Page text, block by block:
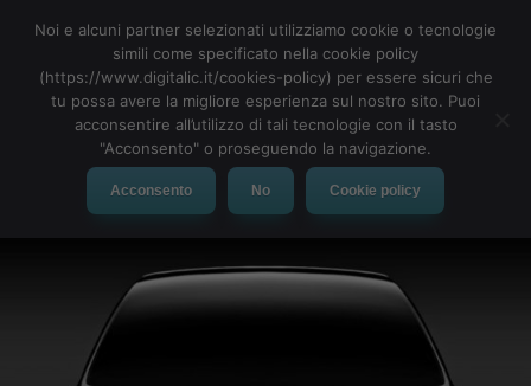
MENU
Noi e alcuni partner selezionati utilizziamo cookie o tecnologie
simili come specificato nella cookie policy
(https://www.digitalic.it/cookies-policy) per essere sicuri che
tu possa avere la migliore esperienza sul nostro sito. Puoi
acconsentire all’utilizzo di tali tecnologie con il tasto
"Acconsento" o proseguendo la navigazione.
Acconsento No Cookie policy